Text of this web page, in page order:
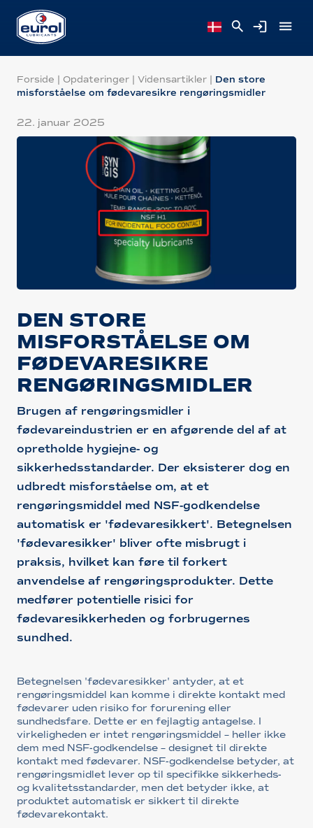
Forside | Opdateringer | Vidensartikler | Den store
misforståelse om fødevaresikre rengøringsmidler
22. januar 2025
DEN STORE
MISFORSTÅELSE OM
FØDEVARESIKRE
RENGØRINGSMIDLER
Brugen af rengøringsmidler i
fødevareindustrien er en afgørende del af at
opretholde hygiejne- og
sikkerhedsstandarder. Der eksisterer dog en
udbredt misforståelse om, at et
rengøringsmiddel med NSF-godkendelse
automatisk er 'fødevaresikkert'. Betegnelsen
'fødevaresikker' bliver ofte misbrugt i
praksis, hvilket kan føre til forkert
anvendelse af rengøringsprodukter. Dette
medfører potentielle risici for
fødevaresikkerheden og forbrugernes
sundhed.
Betegnelsen 'fødevaresikker' antyder, at et
rengøringsmiddel kan komme i direkte kontakt med
fødevarer uden risiko for forurening eller
sundhedsfare. Dette er en fejlagtig antagelse. I
virkeligheden er intet rengøringsmiddel – heller ikke
dem med NSF-godkendelse – designet til direkte
kontakt med fødevarer. NSF-godkendelse betyder, at
rengøringsmidlet lever op til specifikke sikkerheds-
og kvalitetsstandarder, men det betyder ikke, at
produktet automatisk er sikkert til direkte
fødevarekontakt.